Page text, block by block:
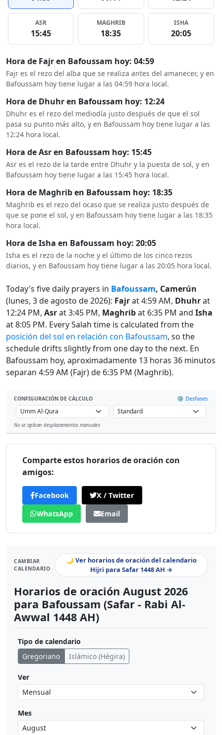
ASR
15:45
MAGHRIB
18:35
ISHA
20:05
Hora de Fajr en Bafoussam hoy: 04:59
Fajr es el rezo del alba que se realiza antes del amanecer, y en
Bafoussam hoy tiene lugar a las 04:59 hora local.
Hora de Dhuhr en Bafoussam hoy: 12:24
Dhuhr es el rezo del mediodía justo después de que el sol
pasa su punto más alto, y en Bafoussam hoy tiene lugar a las
12:24 hora local.
Hora de Asr en Bafoussam hoy: 15:45
Asr es el rezo de la tarde entre Dhuhr y la puesta de sol, y en
Bafoussam hoy tiene lugar a las 15:45 hora local.
Hora de Maghrib en Bafoussam hoy: 18:35
Maghrib es el rezo del ocaso que se realiza justo después de
que se pone el sol, y en Bafoussam hoy tiene lugar a las 18:35
hora local.
Hora de Isha en Bafoussam hoy: 20:05
Isha es el rezo de la noche y el último de los cinco rezos
diarios, y en Bafoussam hoy tiene lugar a las 20:05 hora local.
Today's five daily prayers in Bafoussam, Camerún
(lunes, 3 de agosto de 2026): Fajrat 4:59 AM, Dhuhrat
12:24 PM, Asrat 3:45 PM, Maghribat 6:35 PM and Isha
at 8:05 PM. Every Salah time is calculated from the
posición del sol en relación con Bafoussam, so the
schedule drifts slightly from one day to the next. En
Bafoussam hoy, aproximadamente 13 horas 36 minutos
separan 4:59 AM (Fajr) de 6:35 PM (Maghrib).
CONFIGURACIÓN DE CÁLCULO ⚙️ Desfases
No se aplican desplazamientos manuales
Comparte estos horarios de oración con
amigos:
Facebook
X / Twitter
WhatsApp
Email
CAMBIAR
CALENDARIO
🌙 Ver horarios de oración del calendario
Hijri para Safar 1448 AH →
Horarios de oración August 2026
para Bafoussam (Safar - Rabi Al-
Awwal 1448 AH)
Tipo de calendario
Gregoriano
Islámico (Hégira)
Ver
Mes